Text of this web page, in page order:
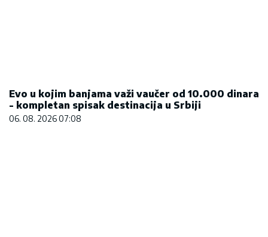
Evo u kojim banjama važi vaučer od 10.000 dinara
- kompletan spisak destinacija u Srbiji
06. 08. 2026 07:08